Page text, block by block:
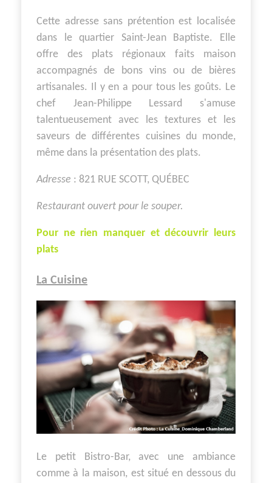
Cette adresse sans prétention est localisée
dans le quartier Saint-Jean Baptiste. Elle
offre des plats régionaux faits maison
accompagnés de bons vins ou de bières
artisanales. Il y en a pour tous les goûts. Le
chef Jean-Philippe Lessard s'amuse
talentueusement avec les textures et les
saveurs de différentes cuisines du monde,
même dans la présentation des plats.
Adresse : 821 RUE SCOTT, QUÉBEC
Restaurant ouvert pour le souper.
Pour ne rien manquer et découvrir leurs
plats
La Cuisine
Le petit Bistro-Bar, avec une ambiance
comme à la maison, est situé en dessous du